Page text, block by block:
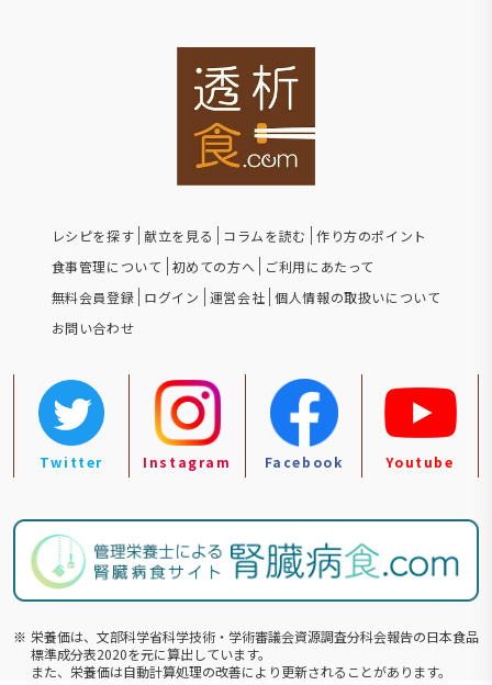
レシピを探す 献立を見る コラムを読む
作り方のポイント
食事管理について
初めての方へ
ご利用にあたって
無料会員登録 ログイン 運営会社 個人情報の取扱いについて
お問い合わせ
Twitter Instagram Facebook Youtube
※ 栄養価は、文部科学省科学技術・学術審議会資源調査分科会報告の⽇本食品
標準成分表2020を元に算出しています。
また、栄養価は自動計算処理の改善により更新されることがあります。